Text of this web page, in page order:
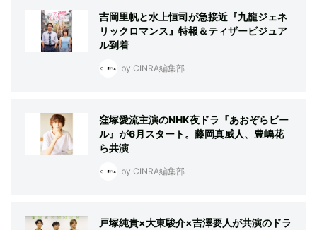
吉岡里帆と水上恒司が急接近『九龍ジェネ
リックロマンス』特報＆ティザービジュア
ル到着
by CINRA編集部
窪塚愛流主演のNHK夜ドラ『あおぞらビー
ル』が6月スタート。藤岡真威人、豊嶋花
ら共演
by CINRA編集部
戸塚純貴×大東駿介×吉澤要人が共演のドラ